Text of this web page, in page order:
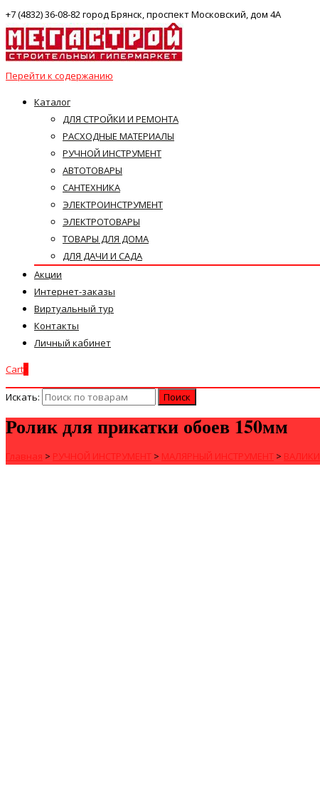
+7 (4832) 36-08-82 город Брянск, проспект Московский, дом 4А
Перейти к содержанию
Каталог
ДЛЯ СТРОЙКИ И РЕМОНТА
РАСХОДНЫЕ МАТЕРИАЛЫ
РУЧНОЙ ИНСТРУМЕНТ
АВТОТОВАРЫ
САНТЕХНИКА
ЭЛЕКТРОИНСТРУМЕНТ
ЭЛЕКТРОТОВАРЫ
ТОВАРЫ ДЛЯ ДОМА
ДЛЯ ДАЧИ И САДА
Акции
Интернет-заказы
Виртуальный тур
Контакты
Личный кабинет
Cart
Искать:
Ролик для прикатки обоев 150мм
Главная > РУЧНОЙ ИНСТРУМЕНТ > МАЛЯРНЫЙ ИНСТРУМЕНТ > ВАЛИКИ